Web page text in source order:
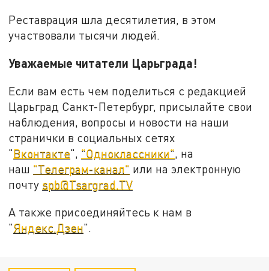
Реставрация шла десятилетия, в этом
участвовали тысячи людей.
Уважаемые читатели Царьграда!
Если вам есть чем поделиться с редакцией
Царьград Санкт-Петербург, присылайте свои
наблюдения, вопросы и новости на наши
странички в социальных сетях
"Вконтакте", "Одноклассники", на
наш "Телеграм-канал" или на электронную
почту spb@Tsargrad.TV
А также присоединяйтесь к нам в
"Яндекс.Дзен".